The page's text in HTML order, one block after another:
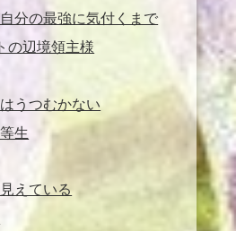
分の最強に気付くまで
の辺境領主様
うつむかない
生
えている